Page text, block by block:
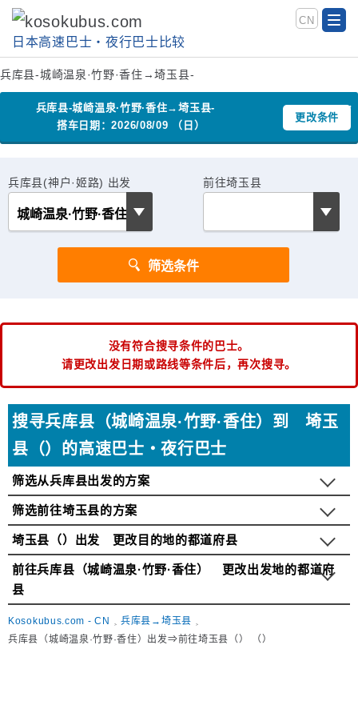
日本高速巴士‧夜行巴士比较
CN
兵库县-城崎温泉·竹野·香住→埼玉县-
兵库县-城崎温泉·竹野·香住→埼玉县-
搭车日期：2026/08/09 （日）
更改条件
兵库县(神户·姬路) 出发 前往埼玉县
没有符合搜寻条件的巴士。
请更改出发日期或路线等条件后，再次搜寻。
搜寻兵库县（城崎温泉·竹野·香住）到 埼玉
县（）的高速巴士・夜行巴士
筛选从兵库县出发的方案
筛选前往埼玉县的方案
埼玉县（）出发 更改目的地的都道府县
前往兵库县（城崎温泉·竹野·香住） 更改出发地的都道府
县
Kosokubus.com - CN
兵库县→埼玉县
兵库县（城崎温泉·竹野·香住）出发⇒前往埼玉县（） （）